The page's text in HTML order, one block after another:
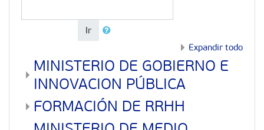
Ir
Expandir todo
MINISTERIO DE GOBIERNO E
INNOVACION PÚBLICA
FORMACIÓN DE RRHH